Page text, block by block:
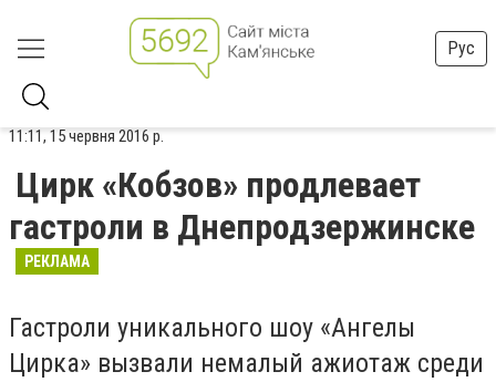
Рус
11:11, 15 червня 2016 р.
Цирк «Кобзов» продлевает
гастроли в Днепродзержинске
РЕКЛАМА
Гастроли уникального шоу «Ангелы
Цирка» вызвали немалый ажиотаж среди